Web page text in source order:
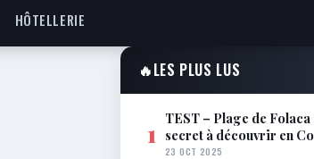
HÔTELLERIE
🔥LES PLUS LUS
1 TEST – Plage de
secret à découvrir en
23 OCT 2025